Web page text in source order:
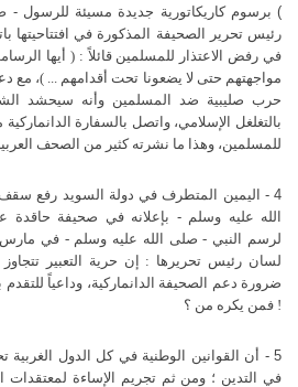
) برسوم كاريكاتورية جديدة مسيئة للرسول -
رئيس تحرير الصحيفة المذكورة في افتتاحيتها
في رفض الاعتذار للمسلمين قائلاً : ( أيها
مواجهتهم حتى لا يضعونا تحت أقدامهم ... )، مع
حرب صليبية ضد المسلمين وأنه سيحشد
بالتغلغل الإسلامي، واتصل بالسفارة
للمسلمين، وهذا ما نشرته كثير من الصحف
4 - اليمين المتطرف في دولة السويد رفع سقف الإساءة لرسولنا محمد
الله عليه وسلم - بإعلانه في صحيفة حاقدة
لرسم النبي - صلى الله عليه وسلم - في مارس
لسان رئيس تحريرها : إن حرية التعبير
ضرورة دعم الصحيفة الدانماركية، وداعياً
! فمن يكره من ؟
5 - أن القوانين الوطنية في كل الدول الغربية تحترم حقوق الإنسان ومنها
في التدين ؛ ومن ثم تجريم الإساءة لمعتقدات